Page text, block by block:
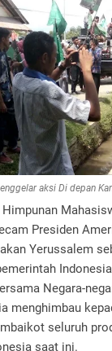
aksi Di depan
Presiden
Yerussalem
Negara-
menghimbau
seluruh
saat ini.